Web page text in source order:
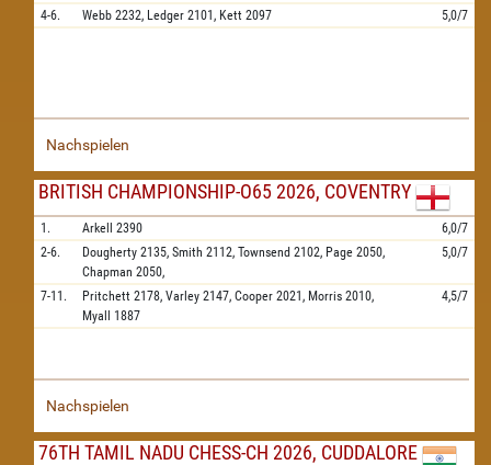
4-6.
Webb 2232, Ledger 2101, Kett 2097 5,0/7
Nachspielen
BRITISH CHAMPIONSHIP-O65 2026, COVENTRY
1. Arkell 2390
6,0/7
2-6.
Dougherty 2135, Smith 2112, Townsend 2102, Page 2050,
Chapman 2050,
5,0/7
7-11. Pritchett 2178, Varley 2147, Cooper 2021, Morris 2010,
Myall
1887
4,5/7
Nachspielen
76TH TAMIL NADU CHESS-CH 2026, CUDDALORE